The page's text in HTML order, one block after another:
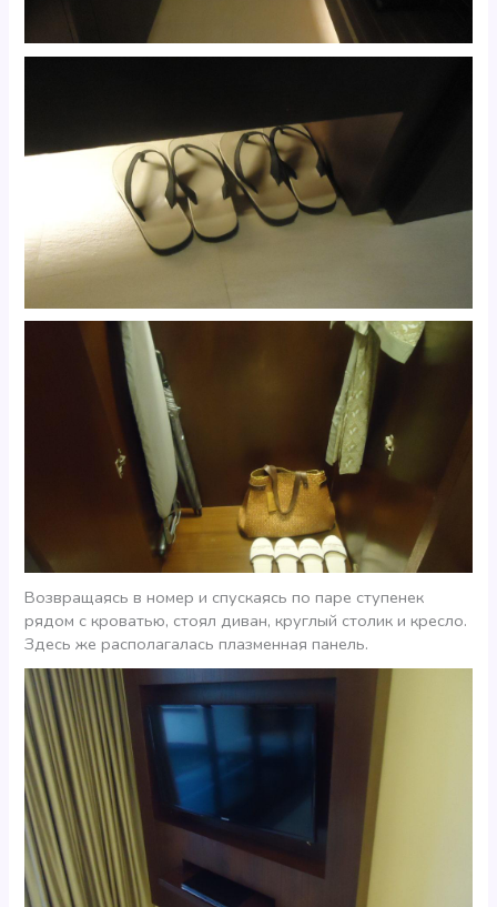
Возвращаясь в номер и спускаясь по паре ступенек
рядом с кроватью, стоял диван, круглый столик и кресло.
Здесь же располагалась плазменная панель.